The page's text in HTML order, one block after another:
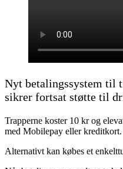
Nyt betalingssystem til
sikrer fortsat støtte til
Trapperne koster 10 kr og
med Mobilepay eller
Alternativt kan købes et